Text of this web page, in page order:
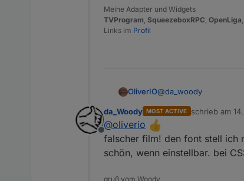
Meine Adapter und Widgets
TVProgram, SqueezeboxRPC, OpenLiga,
Links im Profil
OliverIO@da_woody
Icon für Burger-Menü
Zum konfigurierbaren
Dann dokumentiere
Offline
da_Woody MOST ACTIVE schrieb am
zuletzt editiert
@oliverio
falscher film! den font stell ich
schön, wenn einstellbar. bei
gruß vom Woody